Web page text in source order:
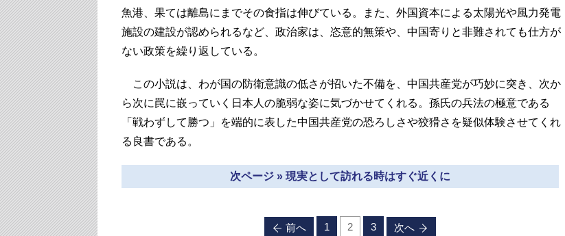
魚港、果ては離島にまでその食指は伸びている。また、外国資本による太陽光や風力発電
施設の建設が認められるなど、政治家は、恣意的無策や、中国寄りと非難されても仕方が
ない政策を繰り返している。
この小説は、わが国の防衛意識の低さが招いた不備を、中国共産党が巧妙に突き、次か
ら次に罠に嵌っていく日本人の脆弱な姿に気づかせてくれる。孫氏の兵法の極意である
「戦わずして勝つ」を端的に表した中国共産党の恐ろしさや狡猾さを疑似体験させてくれ
る良書である。
次ページ » 現実として訪れる時はすぐ近くに
前へ 1 2 3 次へ